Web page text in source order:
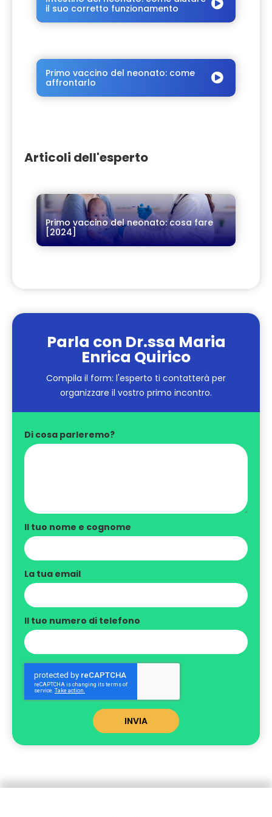
il suo corretto funzionamento
Primo vaccino del neonato: come
affrontarlo
Articoli dell'esperto
Primo vaccino del neonato: cosa fare
[2024]
Parla con Dr.ssa Maria
Enrica Quirico
Compila il form: l'esperto ti contatterà per
organizzare il vostro primo incontro.
Di cosa parleremo?
Il tuo nome e cognome
La tua email
Il tuo numero di telefono
INVIA